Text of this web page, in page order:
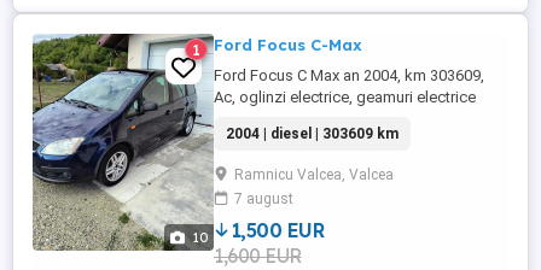
10
1 Ford Focus C-Max
Ford Focus C Max an 2004, km 303609,
Ac, oglinzi electrice, geamuri electrice
2004 | diesel | 303609 km
Ramnicu Valcea, Valcea
7 august
1,500 EUR
1,600 EUR